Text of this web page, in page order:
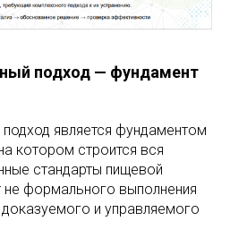
подход — фундамент
является фундаментом
котором строится вся
стандарты пищевой
формального выполнения
и управляемого